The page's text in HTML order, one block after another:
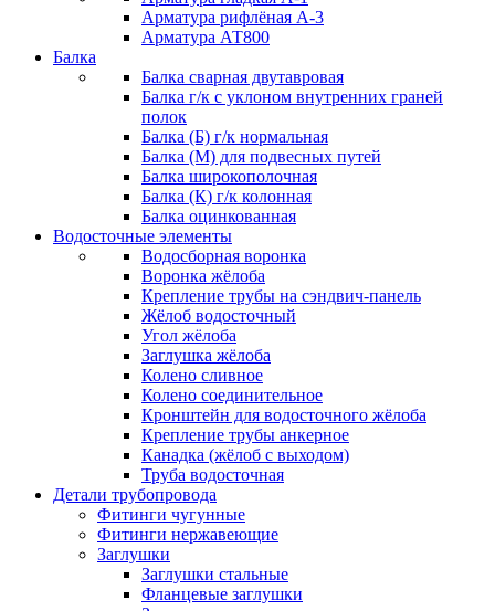
Арматура рифлёная А-3
Арматура АТ800
Балка
Балка сварная двутавровая
Балка г/к с уклоном внутренних граней
полок
Балка (Б) г/к нормальная
Балка (М) для подвесных путей
Балка широкополочная
Балка (К) г/к колонная
Балка оцинкованная
Водосточные элементы
Водосборная воронка
Воронка жёлоба
Крепление трубы на сэндвич-панель
Жёлоб водосточный
Угол жёлоба
Заглушка жёлоба
Колено сливное
Колено соединительное
Кронштейн для водосточного жёлоба
Крепление трубы анкерное
Канадка (жёлоб с выходом)
Труба водосточная
Детали трубопровода
Фитинги чугунные
Фитинги нержавеющие
Заглушки
Заглушки стальные
Фланцевые заглушки